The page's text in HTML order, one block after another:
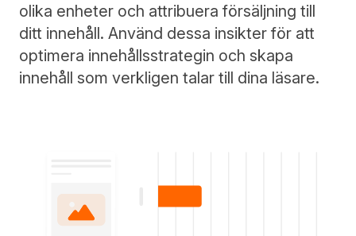
olika enheter och attribuera försäljning till
ditt innehåll. Använd dessa insikter för att
optimera innehållsstrategin och skapa
innehåll som verkligen talar till dina läsare.